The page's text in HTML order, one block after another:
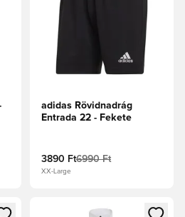
adidas Rövidnadrág
Entrada 22 - Fekete
3890 Ft6990 Ft
XX-Large
vagy a tagként
Megnyit egy modált a